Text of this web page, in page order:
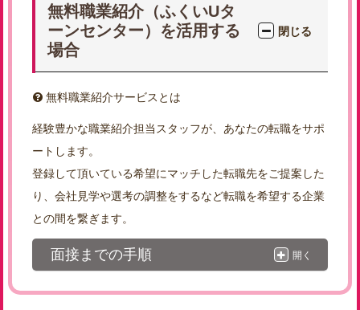
無料職業紹介（ふくいUタ
ーンセンター）を活用する
場合
閉じる
無料職業紹介サービスとは
経験豊かな職業紹介担当スタッフが、あなたの転職をサポ
ートします。
登録して頂いている希望にマッチした転職先をご提案した
り、会社見学や選考の調整をするなど転職を希望する企業
との間を繋ぎます。
面接までの手順 開く